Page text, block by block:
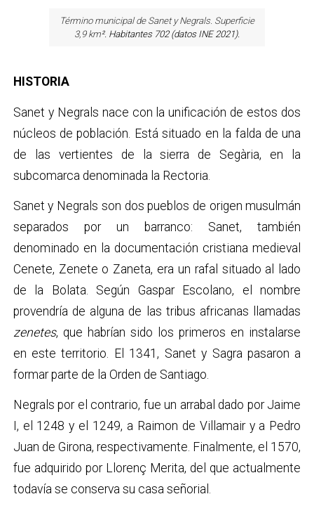
Término municipal de Sanet y Negrals. Superficie
3,9 km². Habitantes 702 (datos INE 2021).
HISTORIA
Sanet y Negrals nace con la unificación de estos dos
núcleos de población. Está situado en la falda de una
de las vertientes de la sierra de Segària, en la
subcomarca denominada la Rectoria.
Sanet y Negrals son dos pueblos de origen musulmán
separados por un barranco: Sanet, también
denominado en la documentación cristiana medieval
Cenete, Zenete o Zaneta, era un rafal situado al lado
de la Bolata. Según Gaspar Escolano, el nombre
provendría de alguna de las tribus africanas llamadas
zenetes, que habrían sido los primeros en instalarse
en este territorio. El 1341, Sanet y Sagra pasaron a
formar parte de la Orden de Santiago.
Negrals por el contrario, fue un arrabal dado por Jaime
I, el 1248 y el 1249, a Raimon de Villamair y a Pedro
Juan de Girona, respectivamente. Finalmente, el 1570,
fue adquirido por Llorenç Merita, del que actualmente
todavía se conserva su casa señorial.